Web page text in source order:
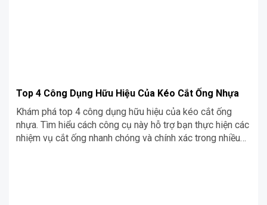
Top 4 Công Dụng Hữu Hiệu Của Kéo Cắt Ống Nhựa
Khám phá top 4 công dụng hữu hiệu của kéo cắt ống
nhựa. Tìm hiểu cách công cụ này hỗ trợ bạn thực hiện các
nhiệm vụ cắt ống nhanh chóng và chính xác trong nhiều